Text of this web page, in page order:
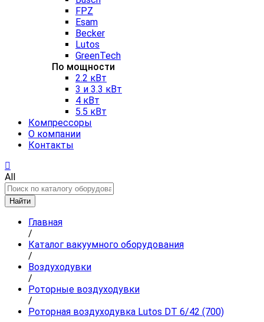
FPZ
Esam
Becker
Lutos
GreenTech
По мощности
2.2 кВт
3 и 3.3 кВт
4 кВт
5.5 кВт
Компрессоры
О компании
Контакты
All
Найти
Главная
/
Каталог вакуумного оборудования
/
Воздуходувки
/
Роторные воздуходувки
/
Роторная воздуходувка Lutos DT 6/42 (700)